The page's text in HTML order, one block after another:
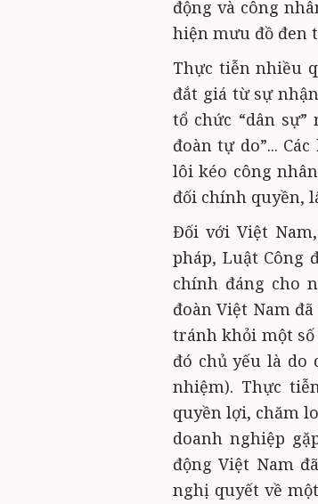
động và công
hiện mưu đồ đen
Thực tiễn nhiều
đắt giá từ sự
tổ chức “dân sự”
đoàn tự do”...
lôi kéo công
đối chính quyền,
Đối với Việt
pháp, Luật Công
chính đáng cho
đoàn Việt Nam
tránh khỏi một số
đó chủ yếu là do
nhiệm). Thực
quyền lợi, chăm
doanh nghiệp
động Việt Nam
nghị quyết về